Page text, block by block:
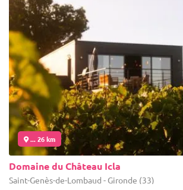
... 26 km
Domaine du Château Icla
Saint-Genès-de-Lombaud - Gironde (33)